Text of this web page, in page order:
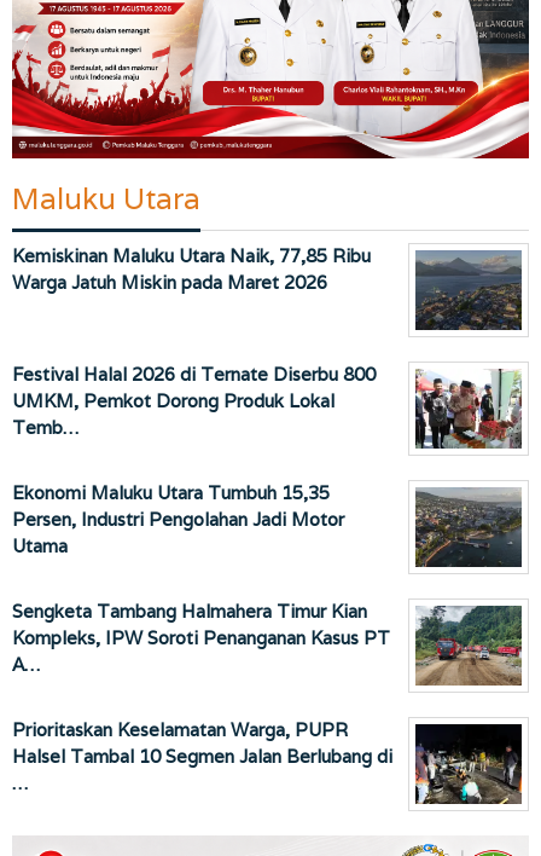
Maluku Utara
Kemiskinan Maluku Utara Naik, 77,85 Ribu
Warga Jatuh Miskin pada Maret 2026
Festival Halal 2026 di Ternate Diserbu 800
UMKM, Pemkot Dorong Produk Lokal
Temb…
Ekonomi Maluku Utara Tumbuh 15,35
Persen, Industri Pengolahan Jadi Motor
Utama
Sengketa Tambang Halmahera Timur Kian
Kompleks, IPW Soroti Penanganan Kasus PT
A…
Prioritaskan Keselamatan Warga, PUPR
Halsel Tambal 10 Segmen Jalan Berlubang di
…